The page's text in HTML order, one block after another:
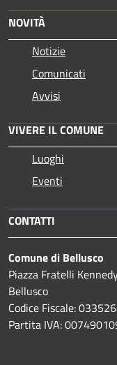
NOVITÀ
Notizie
Comunicati
Avvisi
VIVERE IL COMUNE
Luoghi
Eventi
CONTATTI
Comune di Bellusco
Piazza Fratelli
Bellusco
Codice Fiscale:
Partita IVA: